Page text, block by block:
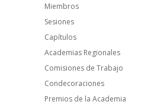
Miembros
Sesiones
Capítulos
Academias Regionales
Comisiones de Trabajo
Condecoraciones
Premios de la Academia